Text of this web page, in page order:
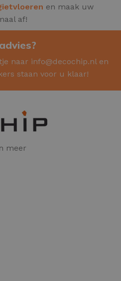
en maak uw
af!
naar info@decochip.nlen
staan voor u klaar!
meer